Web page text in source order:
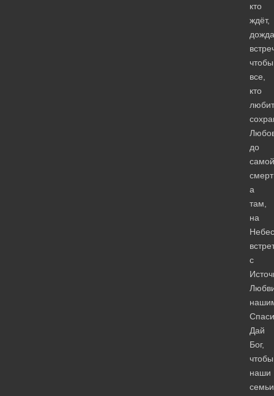
кто
ждёт,
чтобы
все,
кто
до
самой
а
там,
на
с
Дай
Бог,
чтобы
наши
семьи